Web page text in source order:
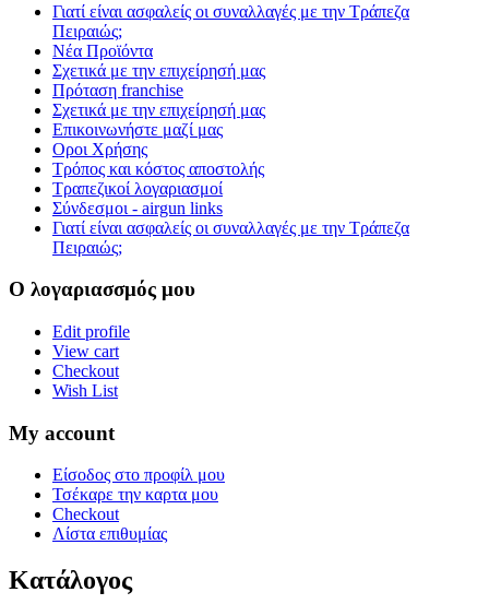
Γιατί είναι ασφαλείς οι συναλλαγές με την Τράπεζα
Πειραιώς;
Νέα Προϊόντα
Σχετικά με την επιχείρησή μας
Πρόταση franchise
Σχετικά με την επιχείρησή μας
Επικοινωνήστε μαζί μας
Οροι Χρήσης
Τρόπος και κόστος αποστολής
Τραπεζικοί λογαριασμοί
Σύνδεσμοι - airgun links
Γιατί είναι ασφαλείς οι συναλλαγές με την Τράπεζα
Πειραιώς;
Ο λογαριασσμός μου
Edit profile
View cart
Checkout
Wish List
My account
Είσοδος στο προφίλ μου
Τσέκαρε την καρτα μου
Checkout
Λίστα επιθυμίας
Κατάλογος